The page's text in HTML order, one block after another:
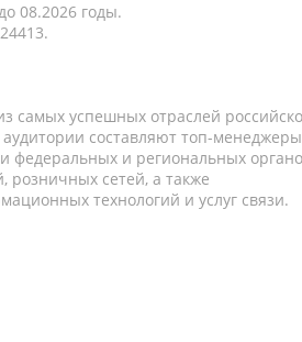
08.2026 годы.
самых успешных отраслей
составляют топ-
федеральных и региональных
розничных сетей, а также
технологий и услуг связи.